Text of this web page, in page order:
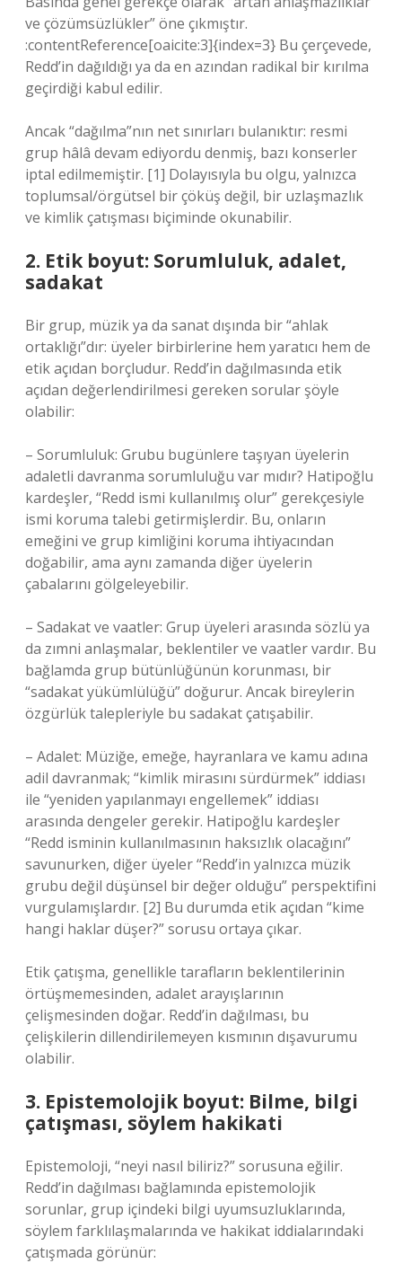
ve çözümsüzlükler” öne çıkmıştır.
:contentReference[oaicite:3]{index=3} Bu çerçevede,
Redd’in dağıldığı ya da en azından radikal bir kırılma
geçirdiği kabul edilir.
Ancak “dağılma”nın net sınırları bulanıktır: resmi
grup hâlâ devam ediyordu denmiş, bazı konserler
iptal edilmemiştir. [1] Dolayısıyla bu olgu, yalnızca
toplumsal/örgütsel bir çöküş değil, bir uzlaşmazlık
ve kimlik çatışması biçiminde okunabilir.
2. Etik boyut: Sorumluluk, adalet,
sadakat
Bir grup, müzik ya da sanat dışında bir “ahlak
ortaklığı”dır: üyeler birbirlerine hem yaratıcı hem de
etik açıdan borçludur. Redd’in dağılmasında etik
açıdan değerlendirilmesi gereken sorular şöyle
olabilir:
– Sorumluluk: Grubu bugünlere taşıyan üyelerin
adaletli davranma sorumluluğu var mıdır? Hatipoğlu
kardeşler, “Redd ismi kullanılmış olur” gerekçesiyle
ismi koruma talebi getirmişlerdir. Bu, onların
emeğini ve grup kimliğini koruma ihtiyacından
doğabilir, ama aynı zamanda diğer üyelerin
çabalarını gölgeleyebilir.
– Sadakat ve vaatler: Grup üyeleri arasında sözlü ya
da zımni anlaşmalar, beklentiler ve vaatler vardır. Bu
bağlamda grup bütünlüğünün korunması, bir
“sadakat yükümlülüğü” doğurur. Ancak bireylerin
özgürlük talepleriyle bu sadakat çatışabilir.
– Adalet: Müziğe, emeğe, hayranlara ve kamu adına
adil davranmak; “kimlik mirasını sürdürmek” iddiası
ile “yeniden yapılanmayı engellemek” iddiası
arasında dengeler gerekir. Hatipoğlu kardeşler
“Redd isminin kullanılmasının haksızlık olacağını”
savunurken, diğer üyeler “Redd’in yalnızca müzik
grubu değil düşünsel bir değer olduğu” perspektifini
vurgulamışlardır. [2] Bu durumda etik açıdan “kime
hangi haklar düşer?” sorusu ortaya çıkar.
Etik çatışma, genellikle tarafların beklentilerinin
örtüşmemesinden, adalet arayışlarının
çelişmesinden doğar. Redd’in dağılması, bu
çelişkilerin dillendirilemeyen kısmının dışavurumu
olabilir.
3. Epistemolojik boyut: Bilme, bilgi
çatışması, söylem hakikati
Epistemoloji, “neyi nasıl biliriz?” sorusuna eğilir.
Redd’in dağılması bağlamında epistemolojik
sorunlar, grup içindeki bilgi uyumsuzluklarında,
söylem farklılaşmalarında ve hakikat iddialarındaki
çatışmada görünür: